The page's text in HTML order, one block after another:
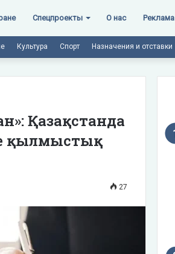
Спецпроекты О нас Реклама
Культура Спорт Назначения и отставки
Қазақстанда
қылмыстық
27